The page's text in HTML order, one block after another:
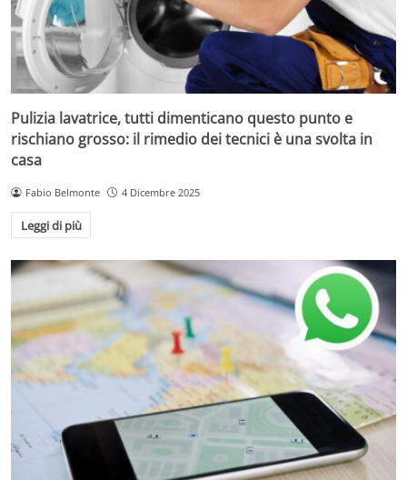
Pulizia lavatrice, tutti dimenticano questo punto e
rischiano grosso: il rimedio dei tecnici è una svolta in
casa
Fabio Belmonte 4 Dicembre 2025
Leggi di più